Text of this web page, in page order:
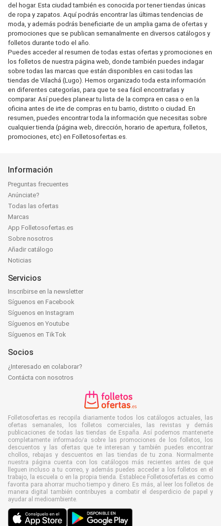
del hogar. Esta ciudad también es conocida por tener tiendas únicas
de ropa y zapatos. Aquí podrás encontrar las últimas tendencias de
moda, y además podrás beneficiarte de un amplia gama de ofertas y
promociones que se publican semanalmente en diversos catálogos y
folletos durante todo el año.
Puedes acceder al resumen de todas estas ofertas y promociones en
los folletos de nuestra página web, donde también puedes indagar
sobre todas las marcas que están disponibles en casi todas las
tiendas de Vilachá (Lugo). Hemos organizado toda esta información
en diferentes categorías, para que te sea fácil encontrarlas y
comparar. Así puedes planear tu lista de la compra en casa o en la
oficina antes de irte de compras en tu barrio, distrito o ciudad. En
resumen, puedes encontrar toda la información que necesitas sobre
cualquier tienda (página web, dirección, horario de apertura, folletos,
promociones, etc) en Folletosofertas.es.
Información
Preguntas frecuentes
Anúnciate?
Todas las ofertas
Marcas
App Folletosofertas.es
Sobre nosotros
Añadir catálogo
Noticias
Servicios
Inscribirse en la newsletter
Síguenos en Facebook
Síguenos en Instagram
Síguenos en Youtube
Síguenos en TikTok
Socios
¿Interesado en colaborar?
Contácta con nosotros
Folletosofertas.es recopila diariamente todos los catálogos actuales, las
ofertas semanales, los folletos comerciales, las revistas y demás
publicaciones de todas las tiendas de España. Así podemos mantenerte
completamente informado/a sobre las promociones de los folletos, los
descuentos y las ofertas que te interesan y también puedes encontrar
chollos, rebajas y descuentos en las tiendas de tu zona. Normalmente
nuestra página cuenta con los catálogos más recientes antes de que
lleguen incluso a tu correo, y además puedes acceder a los folletos en el
trabajo, la escuela o en la propia tienda. Establece Folletosofertas.es como
favorita para ahorrar mucho tiempo y dinero. Es más, al leer los folletos de
manera digital también contribuyes a combatir el desperdicio de papel y
ayudar al medioambiente.